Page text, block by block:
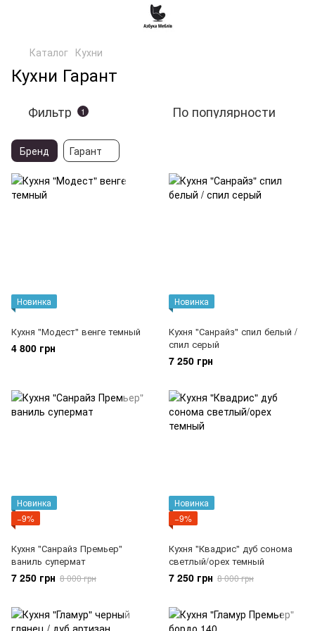
Каталог Кухни
Кухни Гарант
Фильтр 1 По популярности
Бренд Гарант
Новинка
Кухня "Модест" венге темный
4 800 грн
Новинка
Кухня "Санрайз" спил белый /
спил серый
7 250 грн
Новинка
−9%
Кухня "Санрайз Премьер"
ваниль супермат
7 250 грн 8 000 грн
Новинка
−9%
Кухня "Квадрис" дуб сонома
светлый/орех темный
7 250 грн 8 000 грн